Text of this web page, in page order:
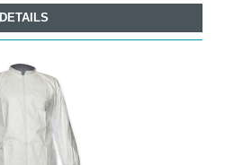
DETAILS